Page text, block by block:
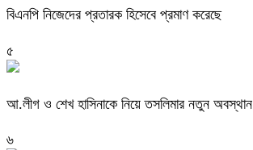
বিএনপি নিজেদের প্রতারক হিসেবে প্রমাণ করেছে
৫
আ.লীগ ও শেখ হাসিনাকে নিয়ে তসলিমার নতুন অবস্থান
৬